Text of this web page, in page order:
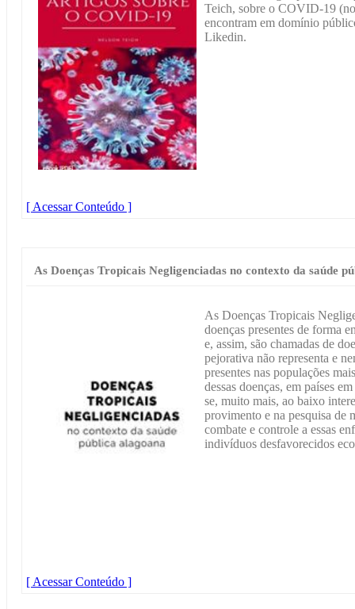
Teich, sobre o COVID-19
encontram em domínio
Likedin.
[ Acessar Conteúdo ]
As Doenças Tropicais Negligenciadas no contexto da saúde
As Doenças Tropicais
doenças presentes de forma
e, assim, são chamadas de
pejorativa não representa e
presentes nas populações
dessas doenças, em países
se, muito mais, ao baixo
provimento e na pesquisa de
combate e controle a essas
indivíduos desfavorecidos
[ Acessar Conteúdo ]